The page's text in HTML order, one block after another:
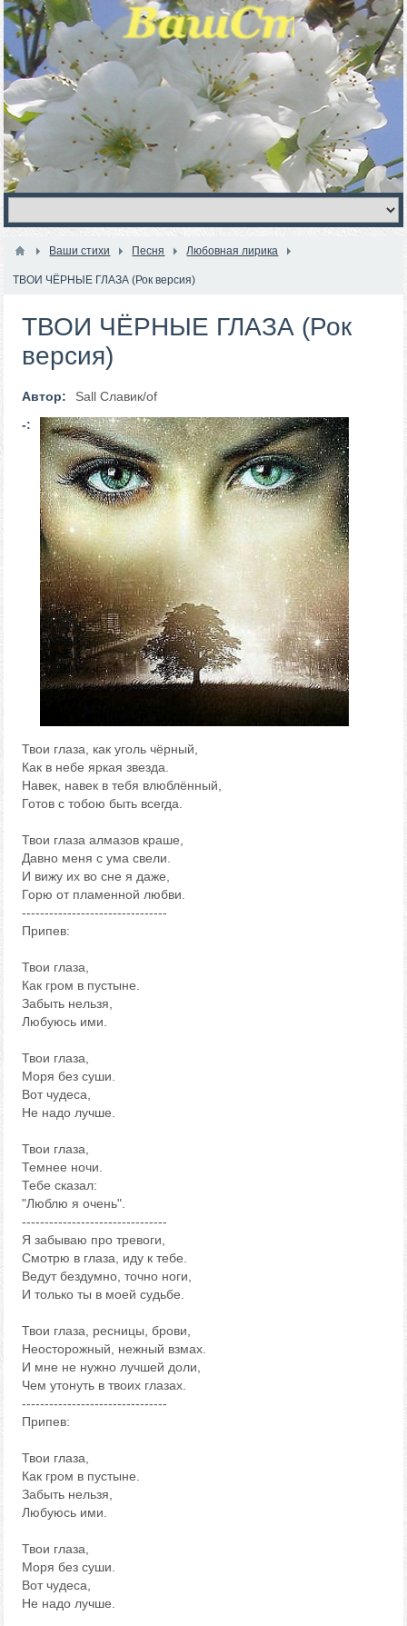
Ваши стихи Песня Любовная лирика
ТВОИ ЧЁРНЫЕ ГЛАЗА (Рок версия)
ТВОИ ЧЁРНЫЕ ГЛАЗА (Рок
версия)
Автор:
Sall Славик/оf
-:
Твои глаза, как уголь чёрный,
Как в небе яркая звезда.
Навек, навек в тебя влюблённый,
Готов с тобою быть всегда.
Твои глаза алмазов краше,
Давно меня с ума свели.
И вижу их во сне я даже,
Горю от пламенной любви.
--------------------------------
Припев:
Твои глаза,
Как гром в пустыне.
Забыть нельзя,
Любуюсь ими.
Твои глаза,
Моря без суши.
Вот чудеса,
Не надо лучше.
Твои глаза,
Темнее ночи.
Тебе сказал:
"Люблю я очень".
--------------------------------
Я забываю про тревоги,
Смотрю в глаза, иду к тебе.
Ведут бездумно, точно ноги,
И только ты в моей судьбе.
Твои глаза, ресницы, брови,
Неосторожный, нежный взмах.
И мне не нужно лучшей доли,
Чем утонуть в твоих глазах.
--------------------------------
Припев:
Твои глаза,
Как гром в пустыне.
Забыть нельзя,
Любуюсь ими.
Твои глаза,
Моря без суши.
Вот чудеса,
Не надо лучше.